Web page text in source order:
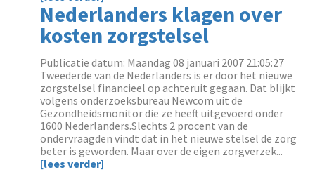
Nederlanders klagen over
kosten zorgstelsel
Publicatie datum: Maandag 08 januari 2007 21:05:27
Tweederde van de Nederlanders is er door het nieuwe
zorgstelsel financieel op achteruit gegaan. Dat blijkt
volgens onderzoeksbureau Newcom uit de
Gezondheidsmonitor die ze heeft uitgevoerd onder
1600 Nederlanders.Slechts 2 procent van de
ondervraagden vindt dat in het nieuwe stelsel de zorg
beter is geworden. Maar over de eigen zorgverzek...
[lees verder]